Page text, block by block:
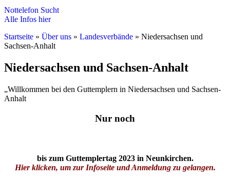
Nottelefon Sucht
Alle Infos hier
Startseite » Über uns » Landesverbände » Niedersachsen und
Sachsen-Anhalt
Niedersachsen und Sachsen-Anhalt
„Willkommen bei den Guttemplern in Niedersachsen und Sachsen-
Anhalt
Nur noch
bis zum Guttemplertag 2023 in Neunkirchen.
Hier klicken, um zur Infoseite und Anmeldung zu gelangen.